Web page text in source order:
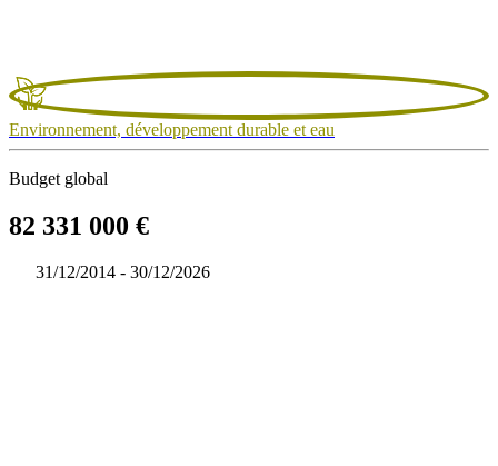
Environnement, développement durable et eau
Budget global
82 331 000 €
31/12/2014 - 30/12/2026